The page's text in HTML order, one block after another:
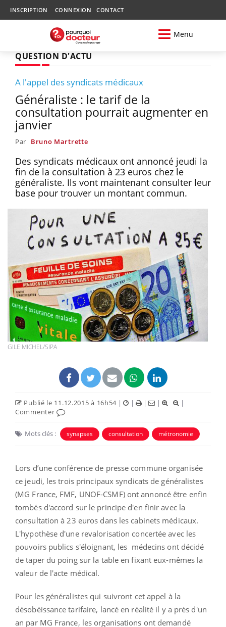
INSCRIPTION CONNEXION CONTACT
Menu
QUESTION D'ACTU
A l'appel des syndicats médicaux
Généraliste : le tarif de la
consultation pourrait augmenter en
janvier
Par Bruno Martrette
Des syndicats médicaux ont annoncé jeudi la
fin de la consultation à 23 euros chez le
généraliste. Ils vont maintenant consulter leur
base pour trouver un montant commun.
GILE MICHEL/SIPA
Publié le 11.12.2015 à 16h54 | | | |
|
Commenter
Mots clés : synapses consultation métronomie
Lors d’une conférence de presse commune organisée
ce jeudi, les trois principaux syndicats de généralistes
(MG France, FMF, UNOF-CSMF) ont annoncé être enfin
tombés d'accord sur le principe d'en finir avec la
consultation à 23 euros dans les cabinets médicaux.
L'hypothèse d'une revalorisation concertée avec les
pouvoirs publics s'éloignant, les médecins ont décidé
de taper du poing sur la table en fixant eux-mêmes la
valeur de l'acte médical.
Pour les généralistes qui suivront cet appel à la
désobéissance tarifaire, lancé en réalité il y a près d'un
an par MG France, les organisations ont demandé